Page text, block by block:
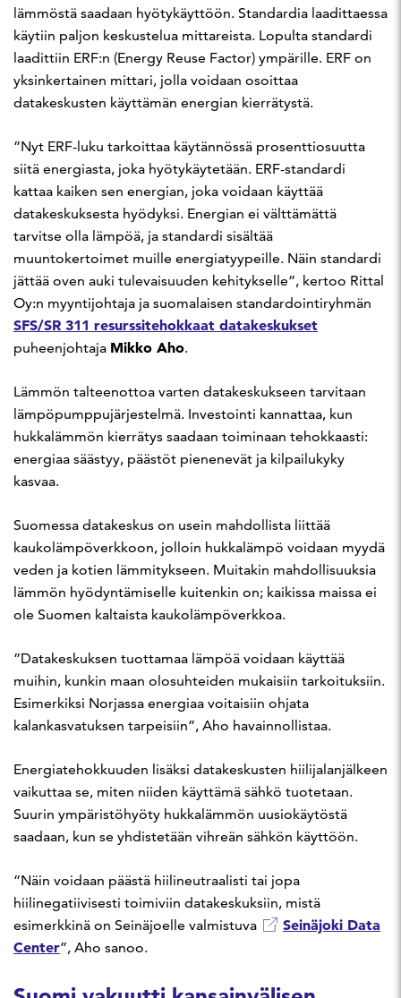
lämmöstä saadaan hyötykäyttöön. Standardia laadittaessa
käytiin paljon keskustelua mittareista. Lopulta standardi
laadittiin ERF:n (Energy Reuse Factor) ympärille. ERF on
yksinkertainen mittari, jolla voidaan osoittaa
datakeskusten käyttämän energian kierrätystä.
”Nyt ERF-luku tarkoittaa käytännössä prosenttiosuutta
siitä energiasta, joka hyötykäytetään. ERF-standardi
kattaa kaiken sen energian, joka voidaan käyttää
datakeskuksesta hyödyksi. Energian ei välttämättä
tarvitse olla lämpöä, ja standardi sisältää
muuntokertoimet muille energiatyypeille. Näin standardi
jättää oven auki tulevaisuuden kehitykselle”, kertoo Rittal
Oy:n myyntijohtaja ja suomalaisen standardointiryhmän
SFS/SR 311 resurssitehokkaat datakeskukset
puheenjohtaja Mikko Aho.
Lämmön talteenottoa varten datakeskukseen tarvitaan
lämpöpumppujärjestelmä. Investointi kannattaa, kun
hukkalämmön kierrätys saadaan toiminaan tehokkaasti:
energiaa säästyy, päästöt pienenevät ja kilpailukyky
kasvaa.
Suomessa datakeskus on usein mahdollista liittää
kaukolämpöverkkoon, jolloin hukkalämpö voidaan myydä
veden ja kotien lämmitykseen. Muitakin mahdollisuuksia
lämmön hyödyntämiselle kuitenkin on; kaikissa maissa ei
ole Suomen kaltaista kaukolämpöverkkoa.
”Datakeskuksen tuottamaa lämpöä voidaan käyttää
muihin, kunkin maan olosuhteiden mukaisiin tarkoituksiin.
Esimerkiksi Norjassa energiaa voitaisiin ohjata
kalankasvatuksen tarpeisiin”, Aho havainnollistaa.
Energiatehokkuuden lisäksi datakeskusten hiilijalanjälkeen
vaikuttaa se, miten niiden käyttämä sähkö tuotetaan.
Suurin ympäristöhyöty hukkalämmön uusiokäytöstä
saadaan, kun se yhdistetään vihreän sähkön käyttöön.
”Näin voidaan päästä hiilineutraalisti tai jopa
hiilinegatiivisesti toimiviin datakeskuksiin, mistä
esimerkkinä on Seinäjoelle valmistuva
Seinäjoki Data
Center”, Aho sanoo.